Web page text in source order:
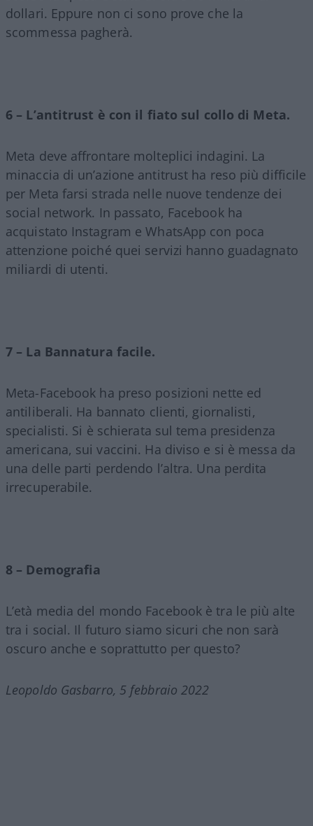
dollari. Eppure non ci sono prove che la
scommessa pagherà.
6 – L’antitrust è con il fiato sul collo di Meta.
Meta deve affrontare molteplici indagini. La
minaccia di un’azione antitrust ha reso più difficile
per Meta farsi strada nelle nuove tendenze dei
social network. In passato, Facebook ha
acquistato Instagram e WhatsApp con poca
attenzione poiché quei servizi hanno guadagnato
miliardi di utenti.
7 – La Bannatura facile.
Meta-Facebook ha preso posizioni nette ed
antiliberali. Ha bannato clienti, giornalisti,
specialisti. Si è schierata sul tema presidenza
americana, sui vaccini. Ha diviso e si è messa da
una delle parti perdendo l’altra. Una perdita
irrecuperabile.
8 – Demografia
L’età media del mondo Facebook è tra le più alte
tra i social. Il futuro siamo sicuri che non sarà
oscuro anche e soprattutto per questo?
Leopoldo Gasbarro, 5 febbraio 2022